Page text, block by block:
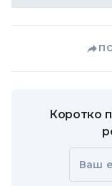
Коротко
Ваш